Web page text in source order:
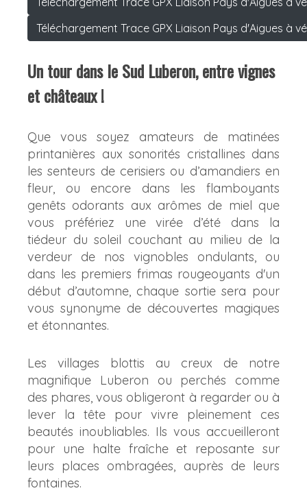
Téléchargement Trace GPX Liaison Pays d'Aigues à
Un tour dans le Sud Luberon, entre vignes
et châteaux !
Que vous soyez amateurs de matinées
printanières aux sonorités cristallines dans
les senteurs de cerisiers ou d’amandiers en
fleur, ou encore dans les flamboyants
genêts odorants aux arômes de miel que
vous préfériez une virée d’été dans la
tiédeur du soleil couchant au milieu de la
verdeur de nos vignobles ondulants, ou
dans les premiers frimas rougeoyants d'un
début d’automne, chaque sortie sera pour
vous synonyme de découvertes magiques
et étonnantes.
Les villages blottis au creux de notre
magnifique Luberon ou perchés comme
des phares, vous obligeront à regarder ou à
lever la tête pour vivre pleinement ces
beautés inoubliables. Ils vous accueilleront
pour une halte fraîche et reposante sur
leurs places ombragées, auprès de leurs
fontaines.